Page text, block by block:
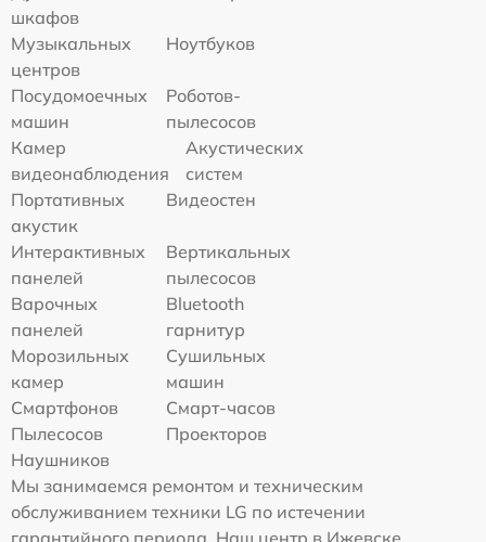
шкафов
Музыкальных
центров
Ноутбуков
Посудомоечных
машин
Роботов-
пылесосов
Камер
видеонаблюдения
Акустических
систем
Портативных
акустик
Видеостен
Интерактивных
панелей
Вертикальных
пылесосов
Варочных
панелей
Bluetooth
гарнитур
Морозильных
камер
Сушильных
машин
Смартфонов
Смарт-часов
Пылесосов
Проекторов
Наушников
Мы занимаемся ремонтом и техническим
обслуживанием техники LG по истечении